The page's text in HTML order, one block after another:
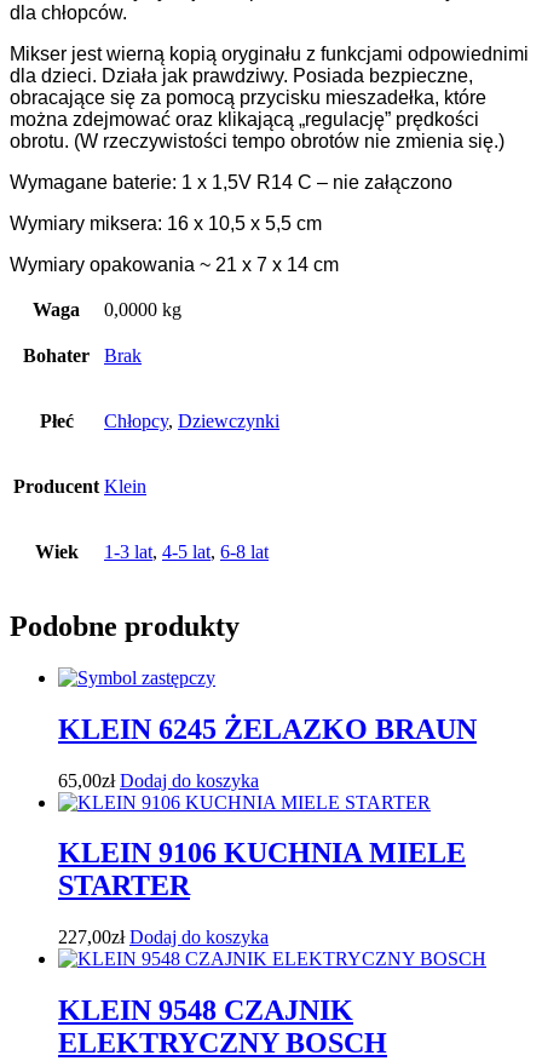
dla chłopców.
Mikser jest wierną kopią oryginału z funkcjami odpowiednimi
dla dzieci. Działa jak prawdziwy. Posiada bezpieczne,
obracające się za pomocą przycisku mieszadełka, które
można zdejmować oraz klikającą „regulację” prędkości
obrotu. (W rzeczywistości tempo obrotów nie zmienia się.)
Wymagane baterie: 1 x 1,5V R14 C – nie załączono
Wymiary miksera: 16 x 10,5 x 5,5 cm
Wymiary opakowania ~ 21 x 7 x 14 cm
Waga 0,0000 kg
Bohater Brak
Płeć Chłopcy, Dziewczynki
Producent Klein
Wiek 1-3 lat, 4-5 lat, 6-8 lat
Podobne produkty
KLEIN 6245 ŻELAZKO BRAUN
65,00zł Dodaj do koszyka
KLEIN 9106 KUCHNIA MIELE
STARTER
227,00zł Dodaj do koszyka
KLEIN 9548 CZAJNIK
ELEKTRYCZNY BOSCH